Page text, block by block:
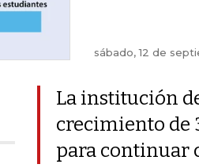
sábado, 12 de
La institución
crecimiento de
para continuar